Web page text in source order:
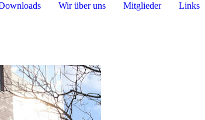
Wir über uns Mitglieder Links